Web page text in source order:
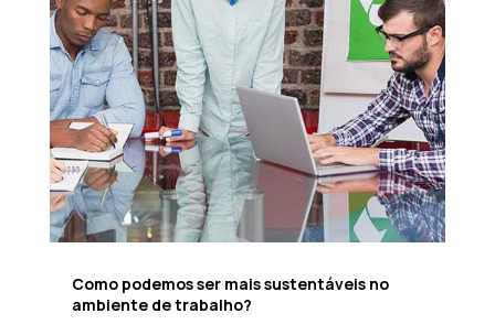
Como podemos ser mais sustentáveis no
ambiente de trabalho?